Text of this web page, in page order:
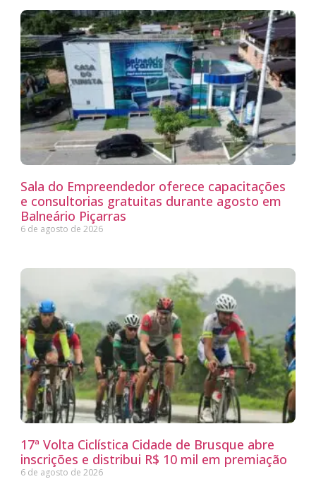
Sala do Empreendedor oferece capacitações
e consultorias gratuitas durante agosto em
Balneário Piçarras
6 de agosto de 2026
17ª Volta Ciclística Cidade de Brusque abre
inscrições e distribui R$ 10 mil em premiação
6 de agosto de 2026